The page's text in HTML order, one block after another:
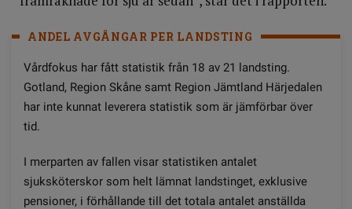
ANDEL AVGÅNGAR PER LANDSTING
Vårdfokus har fått statistik från 18 av 21 landsting.
Gotland, Region Skåne samt Region Jämtland Härjedalen
har inte kunnat leverera statistik som är jämförbar över
tid.
I merparten av fallen visar statistiken antalet
sjuksköterskor som helt lämnat landstinget, exklusive
pensioner, i förhållande till det totala antalet anställda